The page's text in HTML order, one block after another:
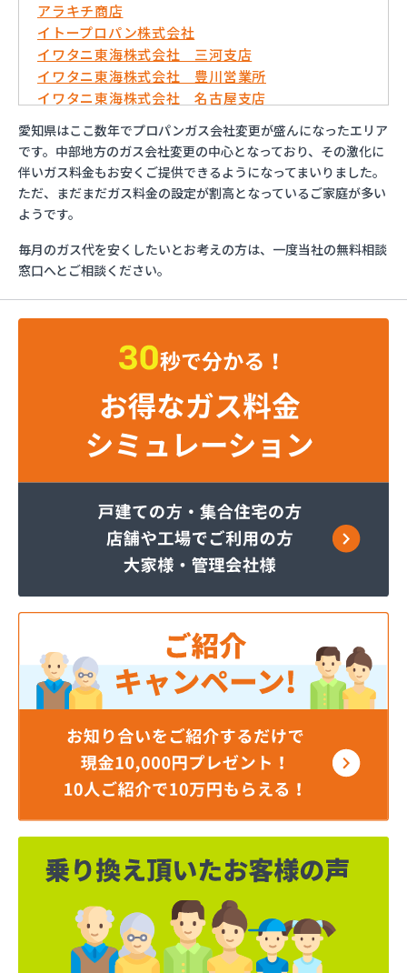
アラキチ商店
イトープロパン株式会社
イワタニ東海株式会社 三河支店
イワタニ東海株式会社 豊川営業所
イワタニ東海株式会社 名古屋支店
イワタニ東海株式会社 名古屋南営業所
およべプロパン
ガスショップイチカワ
ガステックサービス株式会社 安城営業所
ガステックサービス株式会社 西三河支店
ガステックサービス株式会社 蒲郡営業所
ガステックサービス株式会社 吉良営業所
ガステックサービス株式会社 新城営業所
ガステックサービス株式会社 西尾営業所
ガステックサービス株式会社 尾張支店 春日井営
ガステックサービス株式会社 豊川営業所
カネテン商店
サーラプラザ蒲郡
サンダイ燃料店
ジェイエイ・トービス株式会社 名古屋営業所
ダイイチガスコム株式会社 尾張営業所
チリウヒーターサービス
ツバメガス株式会社新城営業所
ニイミガス株式会社
ニイミ産業株式会社 本部・ホームガス
ニイミ産業株式会社 ホームガス 名古屋西営業所
ニイミ産業株式会社 尾張旭営業所
ハタスビルダー株式会社 リボンガス
ひまわり農協 燃料課・プロパンガス
フジオートステーション
フジヨシ商店
フルタ鹿乗店
ます角商店
マルタケ株式会社
マルト尾関商店
愛知県はここ数年でプロパンガス会社変更が盛んになったエリア
です。中部地方のガス会社変更の中心となっており、その激化に
伴いガス料金もお安くご提供できるようになってまいりました。
ただ、まだまだガス料金の設定が割高となっているご家庭が多い
ようです。
毎月のガス代を安くしたいとお考えの方は、一度当社の無料相談
窓口へとご相談ください。